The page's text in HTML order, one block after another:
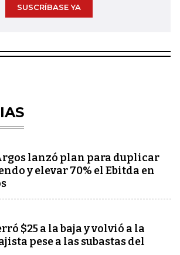
SUSCRÍBASE YA
lanzó plan para duplicar
y elevar 70% el Ebitda en
$25 a la baja y volvió a la
pese a las subastas del